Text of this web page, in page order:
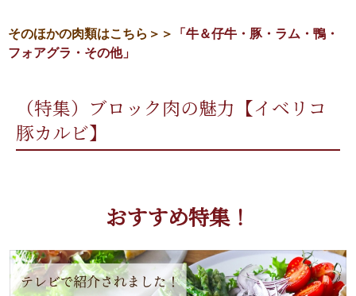
そのほかの肉類はこちら＞＞ 「牛＆仔牛・豚・ラム・鴨・
フォアグラ・その他」
（特集）ブロック肉の魅力【イベリコ
豚カルビ】
おすすめ特集！